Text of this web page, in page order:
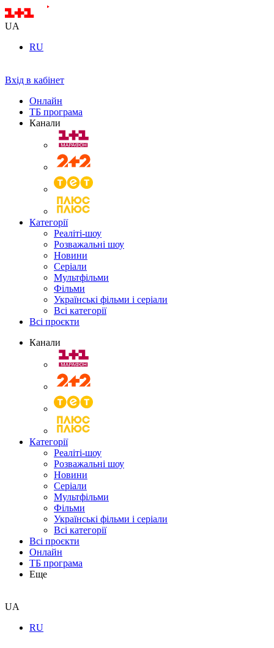
UA
RU
Вхід в кабінет
Онлайн
ТБ програма
Канали
Категорії
Реаліті-шоу
Розважальні шоу
Новини
Серіали
Мультфільми
Фільми
Українські фільми і серіали
Всі категорії
Всі проєкти
Канали
Категорії
Реаліті-шоу
Розважальні шоу
Новини
Серіали
Мультфільми
Фільми
Українські фільми і серіали
Всі категорії
Всі проєкти
Онлайн
ТБ програма
Еще
UA
RU